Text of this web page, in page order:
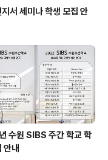
서 세미나 학생 모집 안
수원 SIBS 주간 학교 학
안내